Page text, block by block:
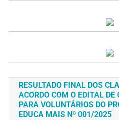
RESULTADO FINAL DOS
ACORDO COM O EDITAL
PARA VOLUNTÁRIOS DO
EDUCA MAIS Nº 001/2025